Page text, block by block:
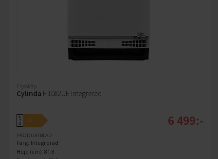
Frysskåp
Cylinda FI1082UE Integrerad
A
↑
G
E
PRODUKTBLAD
Färg: Integrerad
Höjd (cm): 81.8
6 499:-